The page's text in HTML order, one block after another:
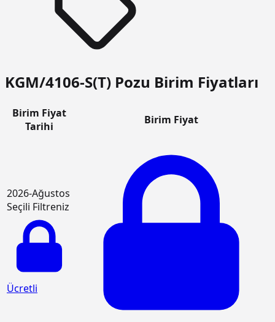
KGM/4106-S(T) Pozu Birim Fiyatları
Birim Fiyat
Tarihi
Birim Fiyat
2026-Ağustos
Seçili Filtreniz
Ücretli